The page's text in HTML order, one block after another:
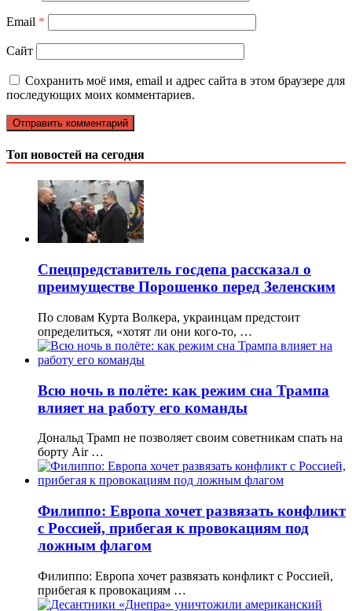
Email *
Сайт
Сохранить моё имя, email и адрес сайта в этом браузере для
последующих моих комментариев.
Топ новостей на сегодня
Спецпредставитель госдепа рассказал о
преимуществе Порошенко перед Зеленским
По словам Курта Волкера, украинцам предстоит
определиться, «хотят ли они кого-то, …
Всю ночь в полёте: как режим сна Трампа
влияет на работу его команды
Дональд Трамп не позволяет своим советникам спать на
борту Air …
Филиппо: Европа хочет развязать конфликт
с Россией, прибегая к провокациям под
ложным флагом
Филиппо: Европа хочет развязать конфликт с Россией,
прибегая к провокациям …